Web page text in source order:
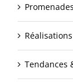
Réalisations
Tendances